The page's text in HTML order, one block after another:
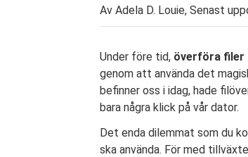
Av Adela D. Louie, Senast
Under före tid, överföra filer
genom att använda det
befinner oss i idag, hade
bara några klick på vår dator.
Det enda dilemmat som du
ska använda. För med